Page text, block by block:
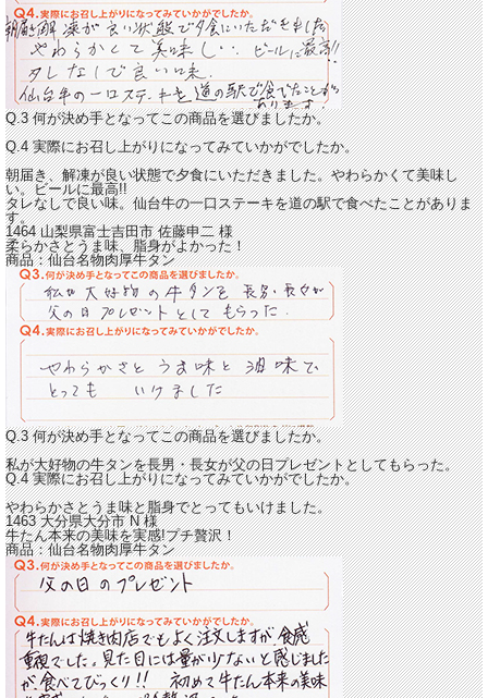
Q.3 何が決め手となってこの商品を選びましたか。
Q.4 実際にお召し上がりになってみていかがでしたか。
朝届き、解凍が良い状態で夕食にいただきました。やわらかくて美味し
い。ビールに最高!!
タレなしで良い味。仙台牛の一口ステーキを道の駅で食べたことがありま
す。
1464 山梨県富士吉田市 佐藤申二 様
柔らかさとうま味、脂身がよかった！
商品：仙台名物肉厚牛タン
Q.3 何が決め手となってこの商品を選びましたか。
私が大好物の牛タンを長男・長女が父の日プレゼントとしてもらった。
Q.4 実際にお召し上がりになってみていかがでしたか。
やわらかさとうま味と脂身でとってもいけました。
1463 大分県大分市N様
牛たん本来の美味を実感!プチ贅沢！
商品：仙台名物肉厚牛タン